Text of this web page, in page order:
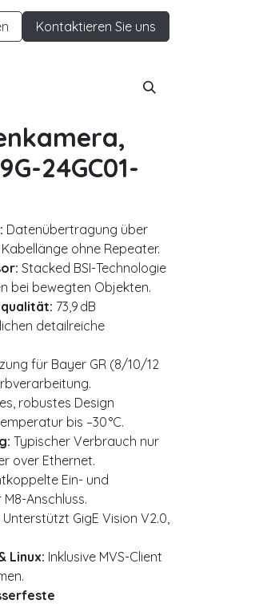
Kontaktieren Sie uns
24GC01-
Datenübertragung über
ohne Repeater.
Stacked BSI-Technologie
bei bewegten Objekten.
73,9 dB
detailreiche
für Bayer GR (8/10/12
robustes Design
bis –30 °C.
Typischer Verbrauch nur
over Ethernet.
Ein- und
Anschluss.
Unterstützt GigE Vision V2.0,
Linux: Inklusive MVS-Client